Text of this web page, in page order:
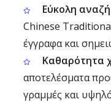
Εύκολη
Chinese
έγγραφα και
Καθαρότητα
αποτελέσματα
γραμμές και